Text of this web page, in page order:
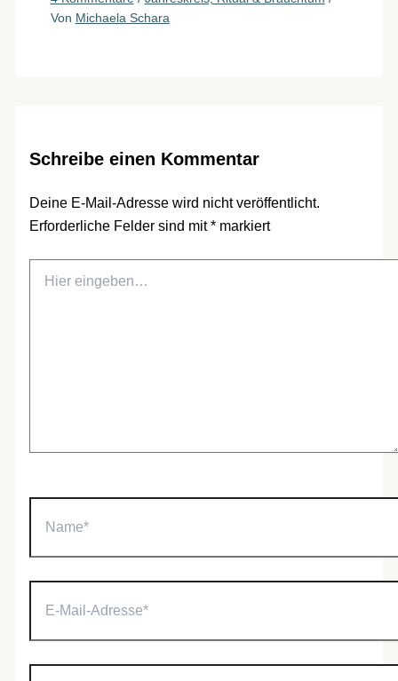
Von Michaela Schara
Schreibe einen Kommentar
Deine E-Mail-Adresse wird nicht veröffentlicht.
Erforderliche Felder sind mit*markiert
eingeben…
Mail-